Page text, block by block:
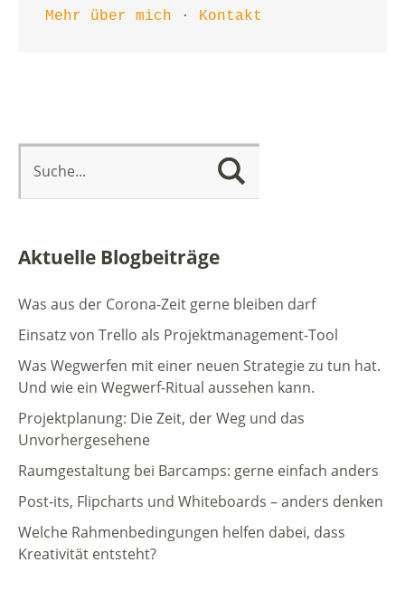
Mehr über mich · Kontakt
Aktuelle Blogbeiträge
Was aus der Corona-Zeit gerne bleiben darf
Einsatz von Trello als Projektmanagement-Tool
Was Wegwerfen mit einer neuen Strategie zu tun hat.
Und wie ein Wegwerf-Ritual aussehen kann.
Projektplanung: Die Zeit, der Weg und das
Unvorhergesehene
Raumgestaltung bei Barcamps: gerne einfach anders
Post-its, Flipcharts und Whiteboards – anders denken
Welche Rahmenbedingungen helfen dabei, dass
Kreativität entsteht?